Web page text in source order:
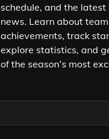
schedule, and the
news. Learn about
achievements, track
explore statistics, and
of the season’s most